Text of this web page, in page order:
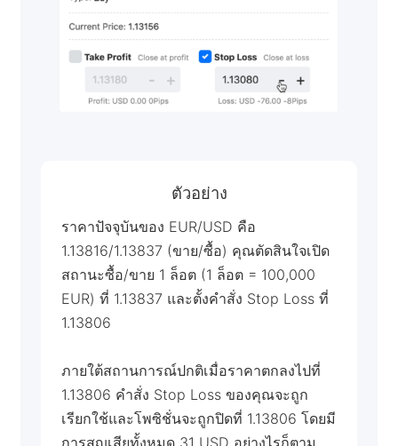
ตัวอย่าง
ราคาปัจจุบันของ EUR/USD คือ
1.13816/1.13837 (ขาย/ซื้อ) คุณตัดสินใจเปิด
สถานะซื้อ/ขาย 1 ล็อต (1 ล็อต = 100,000
EUR) ที่ 1.13837 และตั้งคำสั่ง Stop Loss ที่
1.13806
ภายใต้สถานการณ์ปกติเมื่อราคาตกลงไปที่
1.13806 คำสั่ง Stop Loss ของคุณจะถูก
เรียกใช้และโพซิชั่นจะถูกปิดที่ 1.13806 โดยมี